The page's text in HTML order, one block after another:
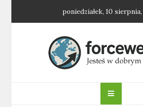
poniedziałek, 10
forceweb.pl